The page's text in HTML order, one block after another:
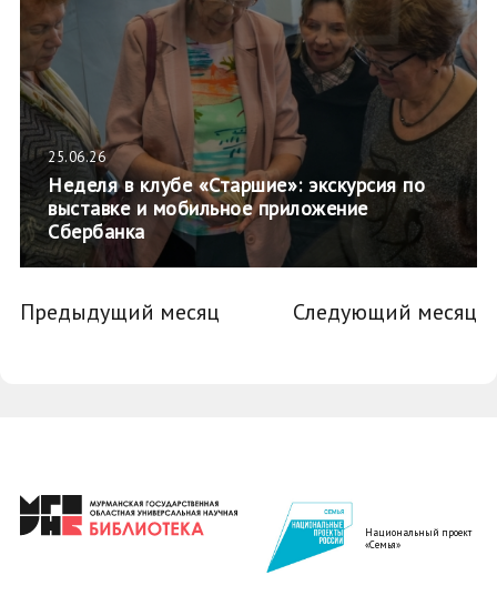
25.06.26
Неделя в клубе «Старшие»: экскурсия по
выставке и мобильное приложение
Сбербанка
Предыдущий месяц Следующий месяц
Национальный проект
«Семья»